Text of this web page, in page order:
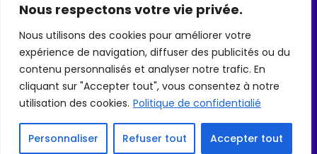
Nous respectons votre vie privée.
Nous utilisons des cookies pour améliorer votre
expérience de navigation, diffuser des publicités ou du
contenu personnalisés et analyser notre trafic. En
cliquant sur "Accepter tout", vous consentez à notre
utilisation des cookies. Politique de confidentialié
Personnaliser Refuser tout Accepter tout
Ball-Trap
Chasse
Randonnée
© AIR & NATURE 2023 - Tous droits réservés